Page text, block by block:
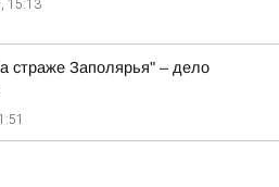
15:13
страже Заполярья" – дело